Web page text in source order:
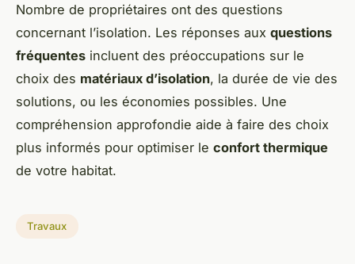
Nombre de propriétaires ont des questions
concernant l’isolation. Les réponses aux questions
fréquentes incluent des préoccupations sur le
choix des matériaux d’isolation, la durée de vie des
solutions, ou les économies possibles. Une
compréhension approfondie aide à faire des choix
plus informés pour optimiser le confort thermique
de votre habitat.
Travaux